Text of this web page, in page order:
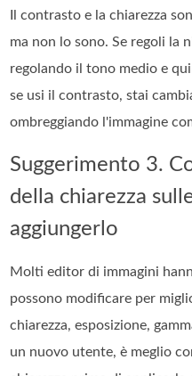
Il contrasto e la chiarezza
ma non lo sono. Se regoli la
regolando il tono medio e
se usi il contrasto, stai
ombreggiando l'immagine
Suggerimento 3.
della chiarezza
aggiungerlo
Molti editor di immagini
possono modificare per
chiarezza, esposizione,
un nuovo utente, è meglio